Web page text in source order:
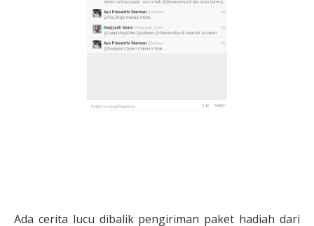
Ada cerita lucu dibalik pengiriman paket hadiah dari